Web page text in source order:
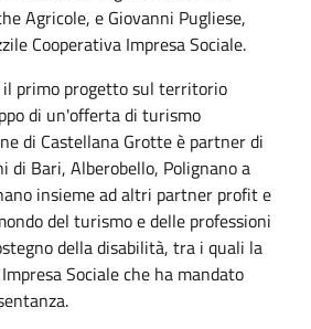
Agricole, e Giovanni Pugliese,
Cooperativa Impresa Sociale.
il primo progetto sul territorio
di un'offerta di turismo
di Castellana Grotte è partner di
di Bari, Alberobello, Polignano a
insieme ad altri partner profit e
del turismo e delle professioni
della disabilità, tra i quali la
Sociale che ha mandato